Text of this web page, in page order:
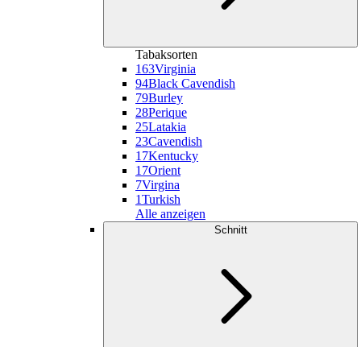
Tabaksorten
163Virginia
94Black Cavendish
79Burley
28Perique
25Latakia
23Cavendish
17Kentucky
17Orient
7Virgina
1Turkish
Alle anzeigen
Schnitt